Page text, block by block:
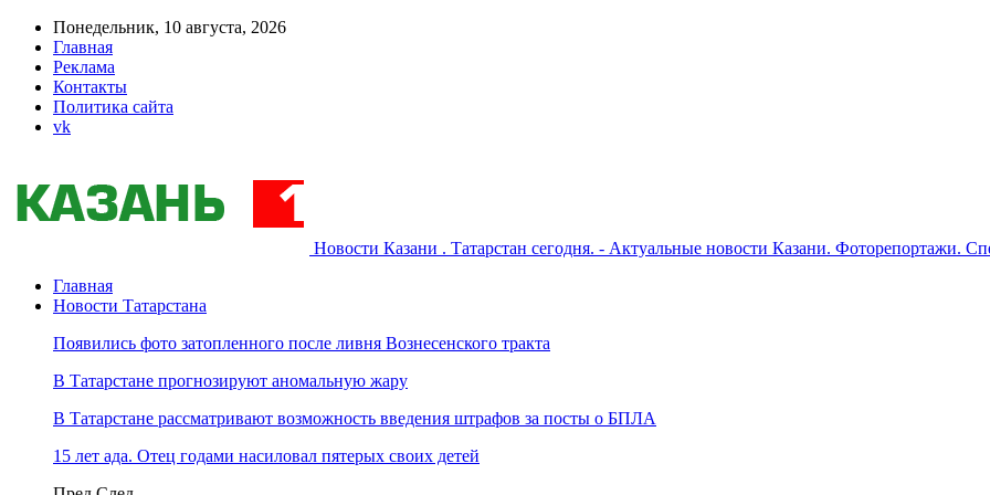
Понедельник, 10 августа, 2026
Главная
Реклама
Контакты
Политика сайта
vk
Новости Казани . Татарстан сегодня. - Актуальные новости Казани. Фоторепортажи.
Главная
Новости Татарстана
Появились фото затопленного после ливня Вознесенского тракта
В Татарстане прогнозируют аномальную жару
В Татарстане рассматривают возможность введения штрафов за посты о БПЛА
15 лет ада. Отец годами насиловал пятерых своих детей